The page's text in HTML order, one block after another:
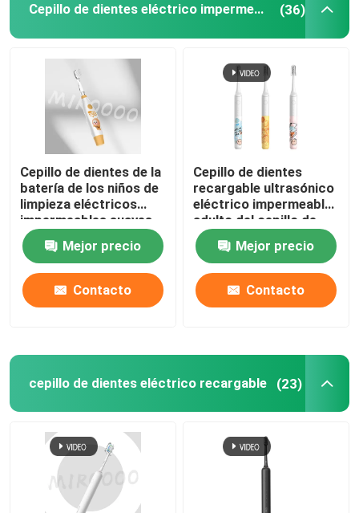
Cepillo de dientes eléctrico impermeable (36)
Cepillo de dientes de la
batería de los niños de
limpieza eléctricos
impermeables suaves
del cepillo de dientes
IPX7
Mejor precio
Contacto
Cepillo de dientes
recargable ultrasónico
eléctrico impermeable
adulto del cepillo de
dientes IPX7
Mejor precio
Contacto
cepillo de dientes eléctrico recargable (23)